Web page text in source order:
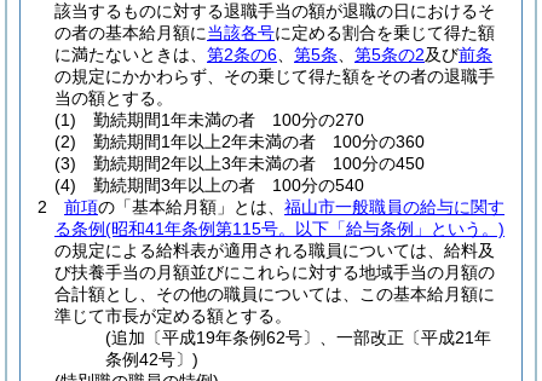
該当するものに対する退職手当の額が退職の日におけるそ
の者の基本給月額に当該各号に定める割合を乗じて得た額
に満たないときは、 第2条の6 第5条 第5条の2及び前条
の規定にかかわらず、その乗じて得た額をその者の退職手
当の額とする。
(1)
勤続期間1年未満の者 100分の270
(2)
勤続期間1年以上2年未満の者 100分の360
(3)
勤続期間2年以上3年未満の者 100分の450
(4)
勤続期間3年以上の者 100分の540
2
前項の「基本給月額」とは、 福山市一般職員の給与に関す
る条例(昭和41年条例第115号。以下「給与条例」という。)
の規定による給料表が適用される職員については、給料及
び扶養手当の月額並びにこれらに対する地域手当の月額の
合計額とし、その他の職員については、この基本給月額に
準じて市長が定める額とする。
(追加〔平成19年条例62号〕、一部改正〔平成21年
条例42号〕)